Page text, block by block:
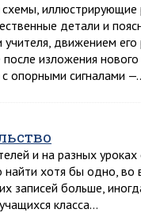
детали и
движением
изложения
опорными сигналами
и на разных
хотя бы одно, во
записей больше,
класса…